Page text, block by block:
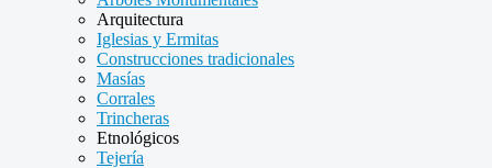
Arquitectura
Iglesias y Ermitas
Construcciones tradicionales
Masías
Corrales
Trincheras
Etnológicos
Tejería